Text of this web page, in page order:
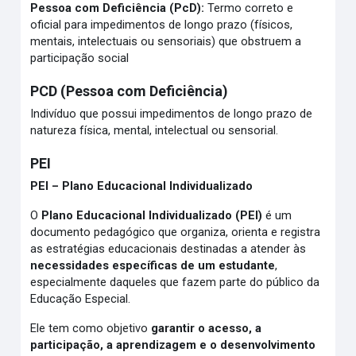
Pessoa com Deficiência (PcD): Termo correto e
oficial para impedimentos de longo prazo (físicos,
mentais, intelectuais ou sensoriais) que obstruem a
participação social
PCD (Pessoa com Deficiência)
Indivíduo que possui impedimentos de longo prazo de
natureza física, mental, intelectual ou sensorial.
PEI
PEI – Plano Educacional Individualizado
O Plano Educacional Individualizado (PEI) é um
documento pedagógico que organiza, orienta e registra
as estratégias educacionais destinadas a atender às
necessidades específicas de um estudante,
especialmente daqueles que fazem parte do público da
Educação Especial.
Ele tem como objetivo garantir o acesso, a
participação, a aprendizagem e o desenvolvimento